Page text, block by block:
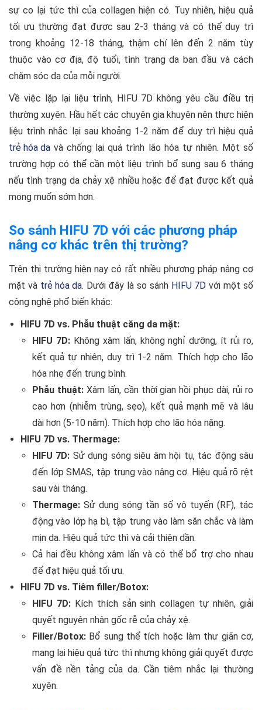
sự co lại tức thì của collagen hiện có. Tuy nhiên, hiệu quả
tối ưu thường đạt được sau 2-3 tháng và có thể duy trì
trong khoảng 12-18 tháng, thậm chí lên đến 2 năm tùy
thuộc vào cơ địa, độ tuổi, tình trạng da ban đầu và cách
chăm sóc da của mỗi người.
Về việc lặp lại liệu trình, HIFU 7D không yêu cầu điều trị
thường xuyên. Hầu hết các chuyên gia khuyên nên thực hiện
liệu trình nhắc lại sau khoảng 1-2 năm để duy trì hiệu quả
trẻ hóa da và chống lại quá trình lão hóa tự nhiên. Một số
trường hợp có thể cần một liệu trình bổ sung sau 6 tháng
nếu tình trạng da chảy xệ nhiều hoặc để đạt được kết quả
mong muốn sớm hơn.
So sánh HIFU 7D với các phương pháp
nâng cơ khác trên thị trường?
Trên thị trường hiện nay có rất nhiều phương pháp nâng cơ
mặt và trẻ hóa da. Dưới đây là so sánh HIFU 7D với một số
công nghệ phổ biến khác:
HIFU 7D vs. Phẫu thuật căng da mặt:
HIFU 7D:Không xâm lấn, không nghỉ dưỡng, ít rủi ro,
kết quả tự nhiên, duy trì 1-2 năm. Thích hợp cho lão
hóa nhẹ đến trung bình.
Phẫu thuật:Xâm lấn, cần thời gian hồi phục dài, rủi ro
cao hơn (nhiễm trùng, sẹo), kết quả mạnh mẽ và lâu
dài hơn (5-10 năm). Thích hợp cho lão hóa nặng.
HIFU 7D vs. Thermage:
HIFU 7D: Sử dụng sóng siêu âm hội tụ, tác động sâu
đến lớp SMAS, tập trung vào nâng cơ. Hiệu quả rõ rệt
sau vài tháng.
Thermage: Sử dụng sóng tần số vô tuyến (RF), tác
động vào lớp hạ bì, tập trung vào làm săn chắc và làm
mịn da. Hiệu quả tức thì và cải thiện dần.
Cả hai đều không xâm lấn và có thể bổ trợ cho nhau
để đạt hiệu quả tối ưu.
HIFU 7D vs. Tiêm filler/Botox:
HIFU 7D:Kích thích sản sinh collagen tự nhiên, giải
quyết nguyên nhân gốc rễ của chảy xệ.
Filler/Botox: Bổ sung thể tích hoặc làm thư giãn cơ,
mang lại hiệu quả tức thì nhưng không giải quyết được
vấn đề nền tảng của da. Cần tiêm nhắc lại thường
xuyên.